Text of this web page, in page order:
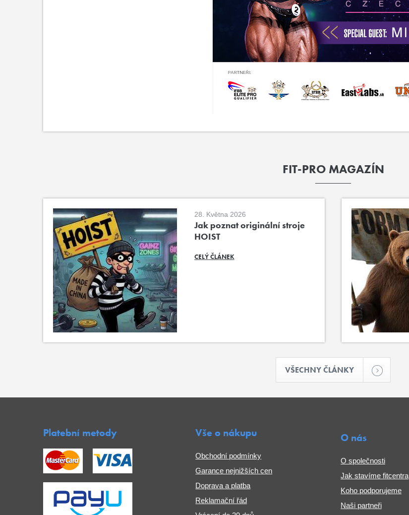
FIT-PRO MAGAZÍN
28. Května 2026
Jak poznat originální stroje
HOIST
CELÝ ČLÁNEK
VŠECHNY ČLÁNKY
Platební metody Vše o nákupu
Obchodní podmínky
Garance nejnižších cen
Doprava a platba
Reklamační řád
O nás
O společnosti
Jak stavíme fitcentra
Koho podporujeme
Naši partneři